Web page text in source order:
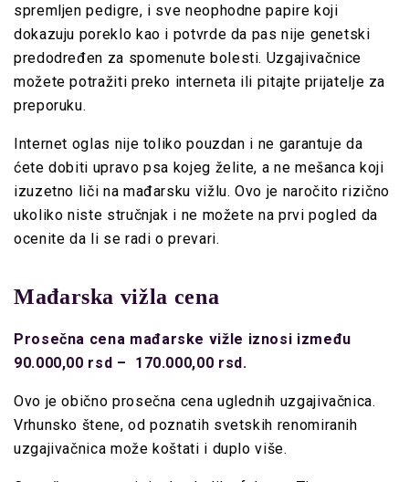
spremljen pedigre, i sve neophodne papire koji
dokazuju poreklo kao i potvrde da pas nije genetski
predodređen za spomenute bolesti. Uzgajivačnice
možete potražiti preko interneta ili pitajte prijatelje za
preporuku.
Internet oglas nije toliko pouzdan i ne garantuje da
ćete dobiti upravo psa kojeg želite, a ne mešanca koji
izuzetno liči na mađarsku vižlu. Ovo je naročito rizično
ukoliko niste stručnjak i ne možete na prvi pogled da
ocenite da li se radi o prevari.
Mađarska vižla cena
Prosečna cena mađarske vižle iznosi između
90.000,00 rsd – 170.000,00 rsd.
Ovo je obično prosečna cena uglednih uzgajivačnica.
Vrhunsko štene, od poznatih svetskih renomiranih
uzgajivačnica može koštati i duplo više.